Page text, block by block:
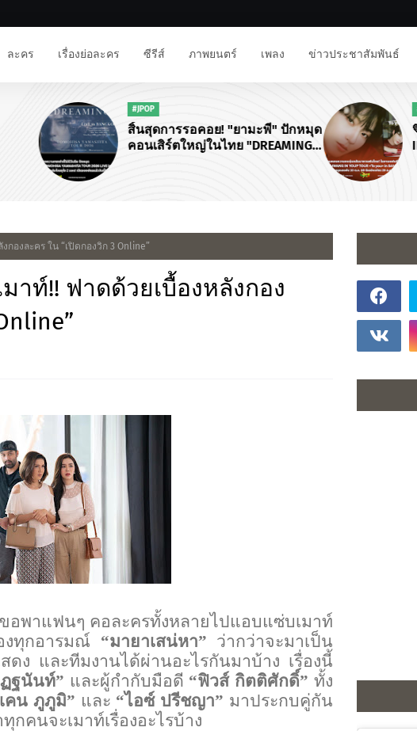
ละคร เรื่องย่อละคร ซีรีส์ ภาพยนตร์ เพลง ข่าวประชาสัมพันธ์
#FANMEETING
💛 HWANG IN YOUP FANMEETING
IN BKK 💛
องละคร ใน “เปิดกองวิก 3 Online”
าท์!! ฟาดด้วยเบื้องหลังกอง
ขอพาแฟนๆ คอละครทั้งหลายไปแอบแซ่บเมาท์
งทุกอารมณ์ “มายาเสน่หา” ว่ากว่าจะมาเป็น
ง และทีมงานได้ผ่านอะไรกันมาบ้าง เรื่องนี้
ฐนันท์” และผู้กำกับมือดี “ฟิวส์ กิตติศักดิ์”ทั้ง
คน ภูภูมิ” และ “ไอซ์ ปรีชญา” มาประกบคู่กัน
กคนจะเมาท์เรื่องอะไรบ้าง